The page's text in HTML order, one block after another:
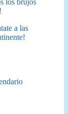
los brujos
a las